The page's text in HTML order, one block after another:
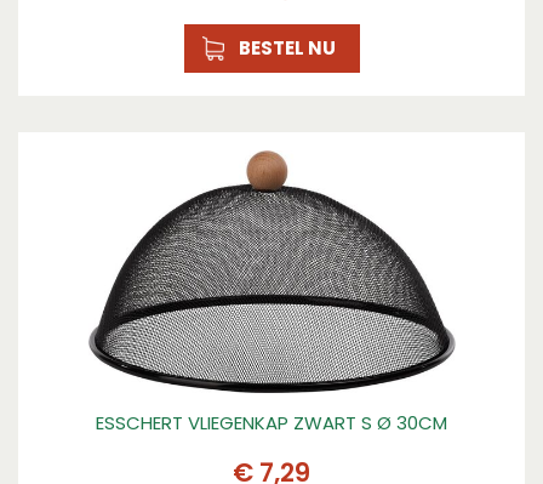
BESTEL NU
ESSCHERT VLIEGENKAP ZWART S Ø 30CM
€ 7,29